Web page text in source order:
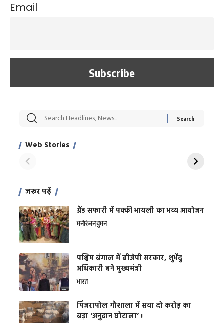
Email
Web Stories
सट्टेबाजी में अरेस्ट हुए
साहिल खान
रोज एक कच्चे लहसुन
जरूर पढ़ें
ग्रैंड सफारी में पक्की भायली का भव्य आयोजन
मनोरंजनवुमन
पश्चिम बंगाल में बीजेपी सरकार, शुभेंदु
अधिकारी बने मुख्यमंत्री
भारत
​पिंजरापोल गौशाला में सवा दो करोड़ का
बड़ा ‘अनुदान घोटाला’ !